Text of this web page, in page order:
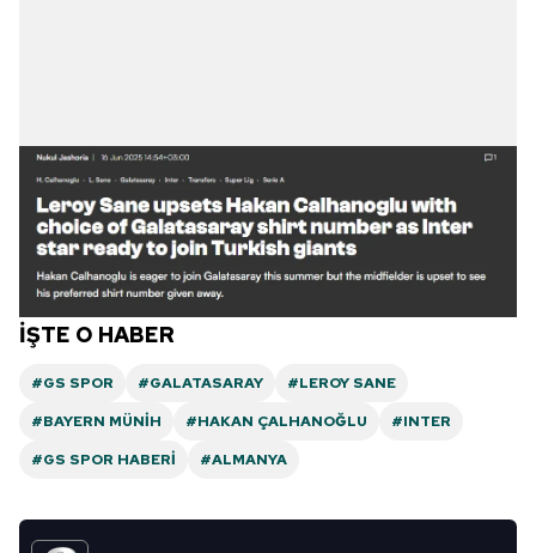
İŞTE O HABER
#GS SPOR #GALATASARAY
#LEROY SANE
#BAYERN MÜNIH
#HAKAN ÇALHANOĞLU
#INTER
#GS SPOR HABERI
#ALMANYA